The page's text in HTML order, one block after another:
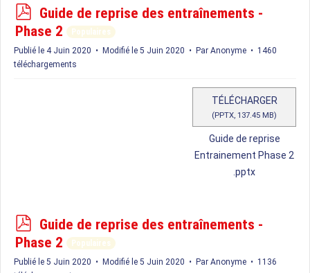
p
d
f
Guide de reprise des entraînements -
Phase 2
Populaires
Publié le 4 Juin 2020
Modifié le 5 Juin 2020 Par Anonyme
1460
téléchargements
TÉLÉCHARGER
(PPTX, 137.45 MB)
Guide de reprise
Entrainement Phase 2
.pptx
p
d
f
Guide de reprise des entraînements -
Phase 2
Populaires
Publié le 5 Juin 2020
Modifié le 5 Juin 2020 Par Anonyme
1136